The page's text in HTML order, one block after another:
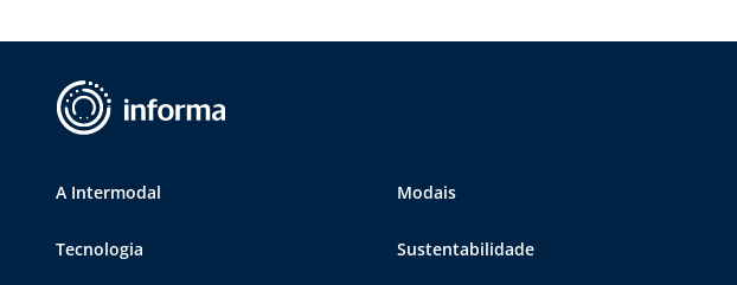
A Intermodal Modais
Tecnologia Sustentabilidade